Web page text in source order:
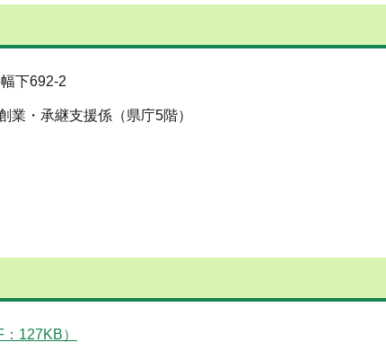
下692-2
・承継支援係（県庁5階）
127KB）